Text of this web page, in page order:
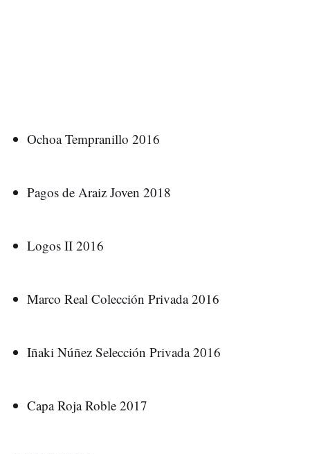
Ochoa Tempranillo 2016
Pagos de Araiz Joven 2018
Logos II 2016
Marco Real Colección Privada 2016
Iñaki Núñez Selección Privada 2016
Capa Roja Roble 2017